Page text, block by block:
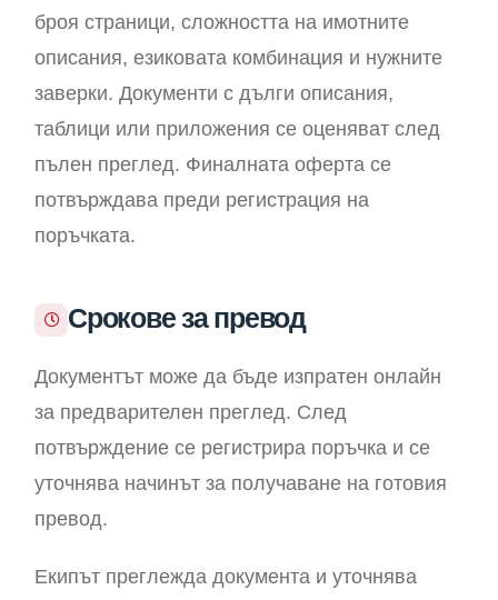
броя страници, сложността на имотните
описания, езиковата комбинация и нужните
заверки. Документи с дълги описания,
таблици или приложения се оценяват след
пълен преглед. Финалната оферта се
потвърждава преди регистрация на
поръчката.
Срокове за превод
Документът може да бъде изпратен онлайн
за предварителен преглед. След
потвърждение се регистрира поръчка и се
уточнява начинът за получаване на готовия
превод.
Екипът преглежда документа и уточнява